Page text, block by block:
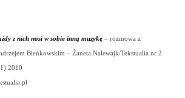
z nich nosi w sobie inną muzykę – rozmowa z
Bieńkowskim – Żaneta Nalewajk/Tekstualia nr 2
2010